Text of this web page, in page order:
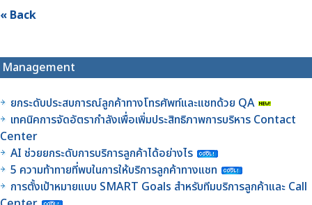
« Back
Management
ยกระดับประสบการณ์ลูกค้าทางโทรศัพท์และแชทด้วย QA
เทคนิคการจัดอัตรากำลังเพื่อเพิ่มประสิทธิภาพการบริหาร Contact
Center
AI ช่วยยกระดับการบริการลูกค้าได้อย่างไร
5 ความท้าทายที่พบในการให้บริการลูกค้าทางแชท
การตั้งเป้าหมายแบบ SMART Goals สำหรับทีมบริการลูกค้าและ Call